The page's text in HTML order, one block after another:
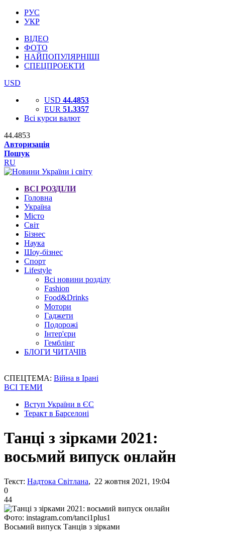
РУС
УКР
ВІДЕО
ФОТО
НАЙПОПУЛЯРНІШІ
СПЕЦПРОЕКТИ
USD
USD 44.4853
EUR 51.3357
Всі курси валют
44.4853
Авторизація
Пошук
RU
ВСІ РОЗДІЛИ
Головна
Україна
Місто
Світ
Бізнес
Наука
Шоу-бізнес
Спорт
Lifestyle
Всі новини розділу
Fashion
Food&Drinks
Мотори
Гаджети
Подорожі
Інтер'єри
Гемблінг
БЛОГИ ЧИТАЧІВ
СПЕЦТЕМА: Війна в Ірані
ВСІ ТЕМИ
Вступ України в ЄС
Теракт в Барселоні
Танці з зірками 2021:
восьмий випуск онлайн
Текст: Надтока Світлана, 22 жовтня 2021, 19:04
0
44
Фото: instagram.com/tanci1plus1
Восьмий випуск Танців з зірками